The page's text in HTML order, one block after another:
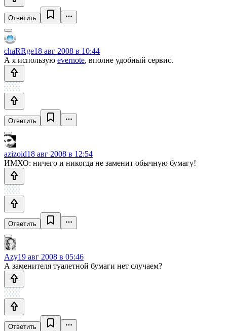
Ответить
chaRRge18 авг 2008 в 10:44
А я использую evernote, вполне удобный сервис.
Ответить
azizoid18 авг 2008 в 12:54
ИМХО: ничего и никогда не заменит обычную бумагу!
Ответить
Azy19 авг 2008 в 05:46
А заменителя туалетной бумаги нет случаем?
Ответить